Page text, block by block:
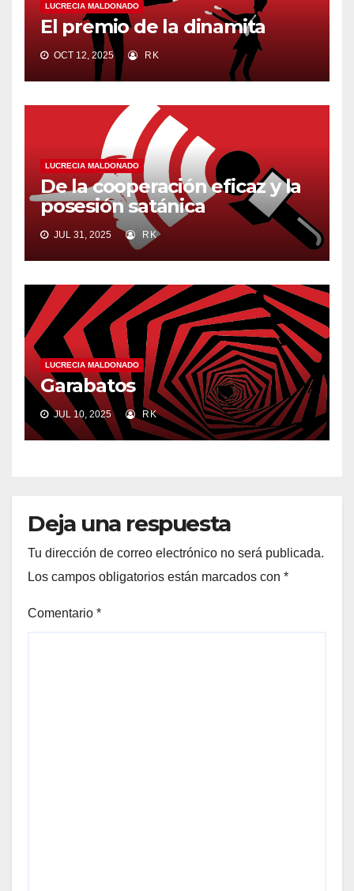
LUCRECIA MALDONADO
El premio de la dinamita
OCT 12, 2025 RK
LUCRECIA MALDONADO
De la cooperación eficaz y la
posesión satánica
JUL 31, 2025 RK
LUCRECIA MALDONADO
Garabatos
JUL 10, 2025 RK
Deja una respuesta
Tu dirección de correo electrónico no será publicada.
Los campos obligatorios están marcados con *
Comentario *